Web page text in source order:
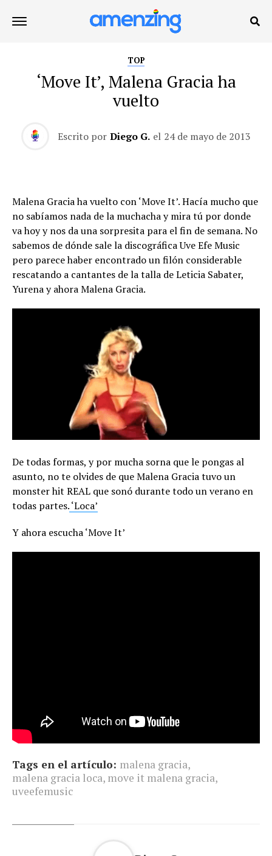
TOP
‘Move It’, Malena Gracia ha
vuelto
Escrito por Diego G. el 24 de mayo de 2013
Malena Gracia ha vuelto con ‘Move It’. Hacía mucho que
no sabíamos nada de la muchacha y mira tú por donde
va hoy y nos da una sorpresita para el fin de semana. No
sabemos de dónde sale la discográfica Uve Efe Music
pero parece haber encontrado un filón considerable
rescatando a cantantes de la talla de Leticia Sabater,
Yurena y ahora Malena Gracia.
De todas formas, y por mucha sorna que le pongas al
asunto, no te olvides de que Malena Gracia tuvo un
monster hit REAL que sonó durante todo un verano en
todas partes.‘Loca’
Y ahora escucha ‘Move It’
Tags en el artículo: malena gracia,
malena gracia loca, move it malena gracia,
uveefemusic